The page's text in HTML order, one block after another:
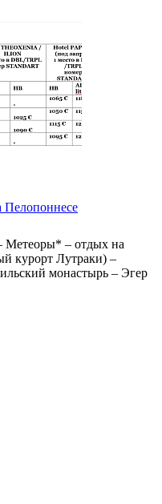
Метеоры* – отдых на
курорт Лутраки) –
монастырь – Эгер